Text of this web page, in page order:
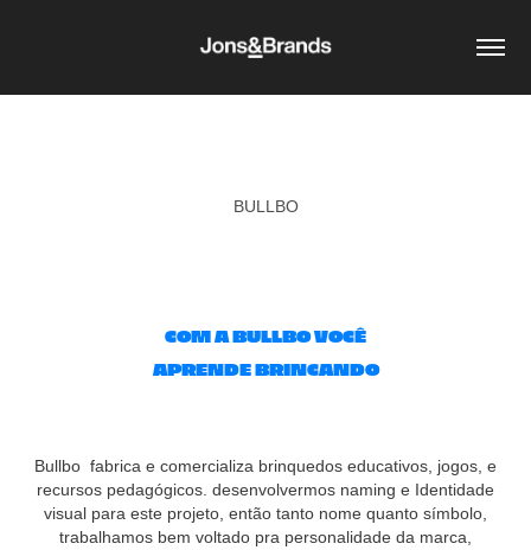
BULLBO
COM A BULLBO VOCÊ
APRENDE BRINCANDO
Bullbo fabrica e comercializa brinquedos educativos, jogos, e
recursos pedagógicos. desenvolvermos naming e Identidade
visual para este projeto, então tanto nome quanto símbolo,
trabalhamos bem voltado pra personalidade da marca,